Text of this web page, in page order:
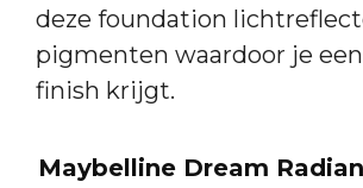
deze foundation
pigmenten waardoor je
finish krijgt.
Maybelline Dream